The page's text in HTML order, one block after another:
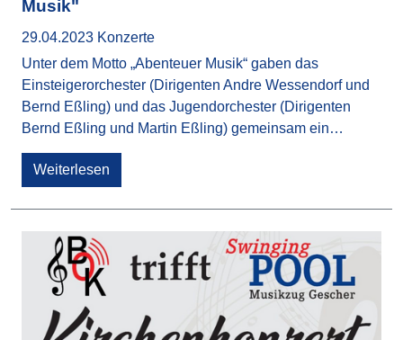
Musik"
29.04.2023 Konzerte
Unter dem Motto „Abenteuer Musik“ gaben das
Einsteigerorchester (Dirigenten Andre Wessendorf und
Bernd Eßling) und das Jugendorchester (Dirigenten
Bernd Eßling und Martin Eßling) gemeinsam ein…
Weiterlesen